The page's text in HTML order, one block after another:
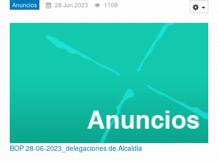
Anuncios 28 Jun 2023 1108
BOP 28-06-2023_delegaciones de Alcaldia